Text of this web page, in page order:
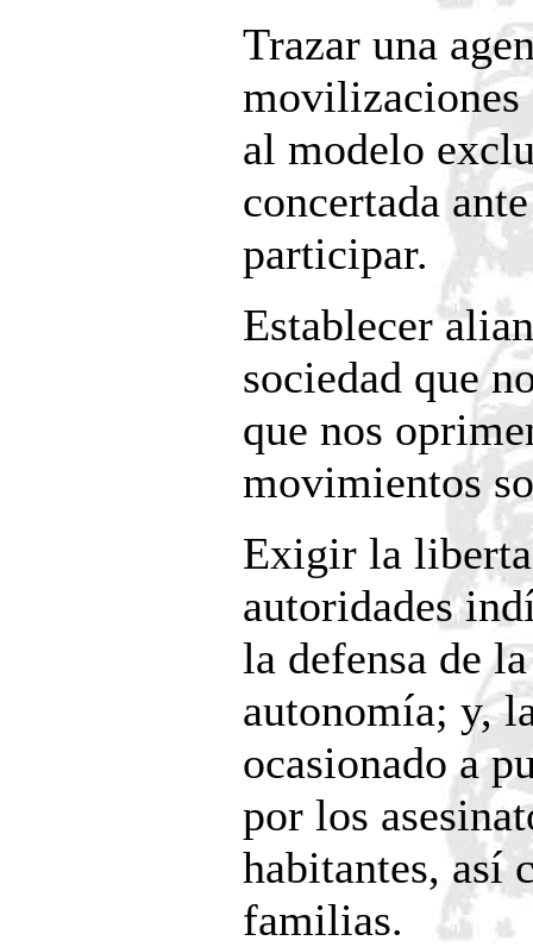
Trazar una
movilizaciones
al modelo
concertada
participar.
Establecer
sociedad que
que nos
movimientos
Exigir la
autoridades
la defensa de
autonomía; y,
ocasionado a
por los
habitantes, así
familias.